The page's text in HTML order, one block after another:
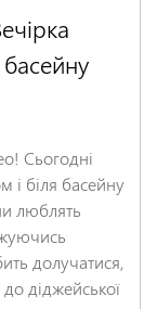
Сьогодні
і біля басейну
люблять
долучатися,
діджейської